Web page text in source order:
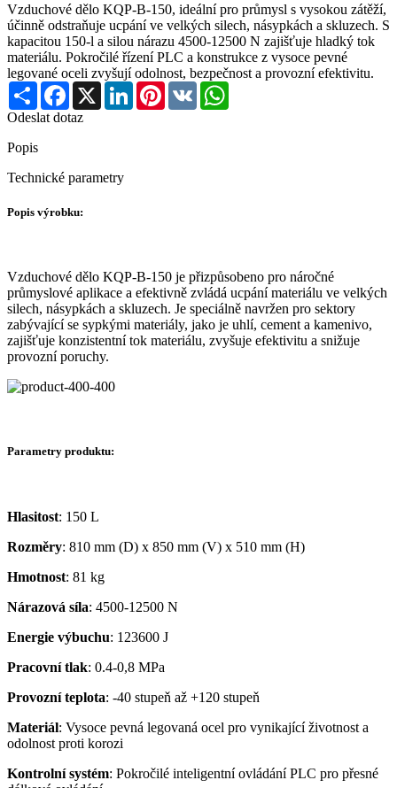
Vzduchové dělo KQP-B-150, ideální pro průmysl s vysokou zátěží,
účinně odstraňuje ucpání ve velkých silech, násypkách a skluzech. S
kapacitou 150-l a silou nárazu 4500-12500 N zajišťuje hladký tok
materiálu. Pokročilé řízení PLC a konstrukce z vysoce pevné
legované oceli zvyšují odolnost, bezpečnost a provozní efektivitu.
Share Facebook
X LinkedInPinterest
VK
Odeslat dotaz
Popis
Technické parametry
Popis výrobku:
Vzduchové dělo KQP-B-150 je přizpůsobeno pro náročné
průmyslové aplikace a efektivně zvládá ucpání materiálu ve velkých
silech, násypkách a skluzech. Je speciálně navržen pro sektory
zabývající se sypkými materiály, jako je uhlí, cement a kamenivo,
zajišťuje konzistentní tok materiálu, zvyšuje efektivitu a snižuje
provozní poruchy.
Parametry produktu:
Hlasitost: 150 L
Rozměry: 810 mm (D) x 850 mm (V) x 510 mm (H)
Hmotnost: 81 kg
Nárazová síla: 4500-12500 N
Energie výbuchu: 123600 J
Pracovní tlak: 0.4-0,8 MPa
Provozní teplota: -40 stupeň až +120 stupeň
Materiál: Vysoce pevná legovaná ocel pro vynikající životnost a
odolnost proti korozi
Kontrolní systém: Pokročilé inteligentní ovládání PLC pro přesné